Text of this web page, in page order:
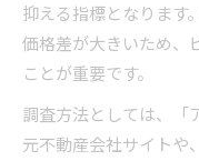
抑える指標となります
価格差が大きいため、
ことが重要です。
調査方法としては、「
元不動産会社サイトや